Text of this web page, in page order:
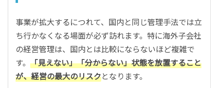
事業が拡大するにつれて、国内と同じ管理手法では立
ち行かなくなる場面が必ず訪れます。特に海外子会社
の経営管理は、国内とは比較にならないほど複雑で
す。 「見えない」「分からない」状態を放置すること
が、経営の最大のリスクとなります。